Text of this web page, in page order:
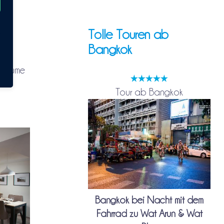
Tolle Touren ab
Bangkok
Tour ab Bangkok
Bangkok bei Nacht mit dem
Fahrrad zu Wat Arun & Wat